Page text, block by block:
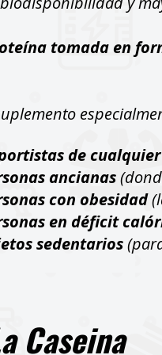
tomada en
de
ancianas
con obesidad
en déficit
sedentarios
Caseina